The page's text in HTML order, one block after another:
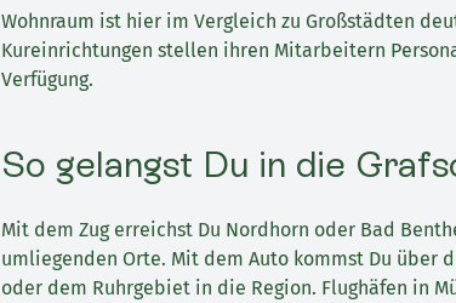
Wohnraum ist hier im Vergleich zu Großstädten
Kureinrichtungen stellen ihren Mitarbeitern
Verfügung.
So gelangst Du in die
Mit dem Zug erreichst Du Nordhorn oder Bad
umliegenden Orte. Mit dem Auto kommst Du über
oder dem Ruhrgebiet in die Region. Flughäfen in